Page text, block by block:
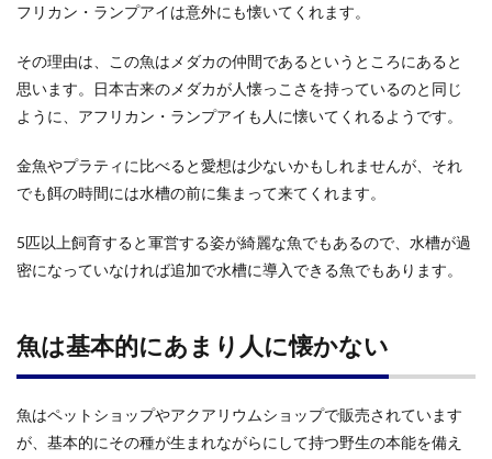
フリカン・ランプアイは意外にも懐いてくれます。
その理由は、この魚はメダカの仲間であるというところにあると
思います。日本古来のメダカが人懐っこさを持っているのと同じ
ように、アフリカン・ランプアイも人に懐いてくれるようです。
金魚やプラティに比べると愛想は少ないかもしれませんが、それ
でも餌の時間には水槽の前に集まって来てくれます。
5匹以上飼育すると軍営する姿が綺麗な魚でもあるので、水槽が過
密になっていなければ追加で水槽に導入できる魚でもあります。
魚は基本的にあまり人に懐かない
魚はペットショップやアクアリウムショップで販売されています
が、基本的にその種が生まれながらにして持つ野生の本能を備え